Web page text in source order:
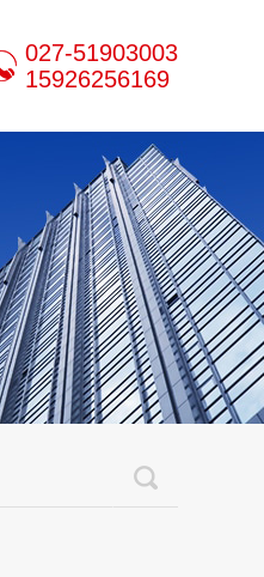
027-51903003
15926256169